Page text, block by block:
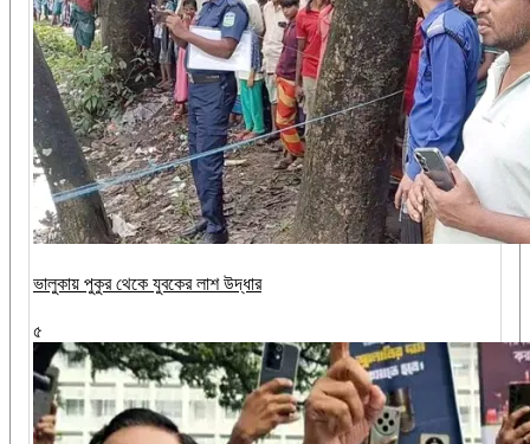
ভালুকায় পুকুর থেকে যুবকের লাশ উদ্ধার
৫